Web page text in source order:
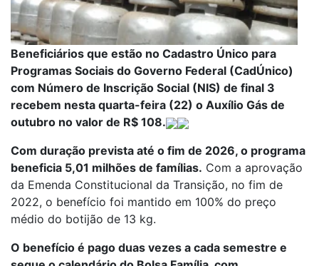
Beneficiários que estão no Cadastro Único para
Programas Sociais do Governo Federal (CadÚnico)
com Número de Inscrição Social (NIS) de final 3
recebem nesta quarta-feira (22) o Auxílio Gás de
outubro no valor de R$ 108.
Com duração prevista até o fim de 2026, o programa
beneficia 5,01 milhões de famílias. Com a aprovação
da Emenda Constitucional da Transição, no fim de
2022, o benefício foi mantido em 100% do preço
médio do botijão de 13 kg.
O benefício é pago duas vezes a cada semestre e